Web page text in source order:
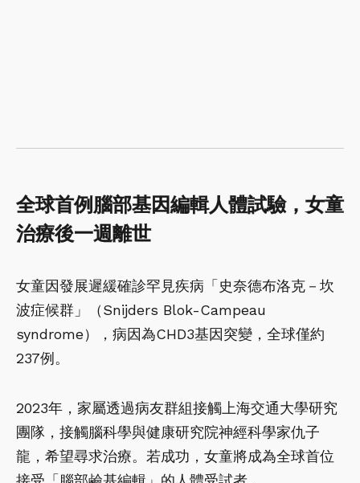
全球首例腦部基因編輯人體試驗，女童
治療後一週離世
女童因發展遲緩確診罕見疾病「史奈德布洛克－坎
波症候群」（Snijders Blok-Campeau
syndrome），病因為CHD3基因突變，全球僅約
237例。
2023年，家屬透過病友群組接觸上海交通大學研究
團隊，接觸腦科學與健康研究院神經科學家仇子
龍，希望尋求治療。若成功，女童將成為全球首位